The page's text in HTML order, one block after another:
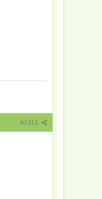
#1311